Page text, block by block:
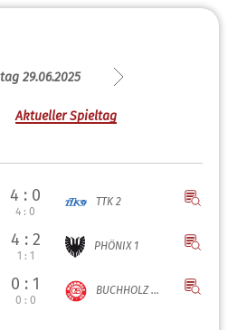
29.06.2025
Aktueller Spieltag
4 : 0
4 : 0
TTK 2
4 : 2
1 : 1
PHÖNIX 1
0 : 1
0 : 0
BUCHHOLZ ...